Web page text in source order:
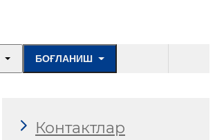
БОҒЛАНИШ
Контактлар